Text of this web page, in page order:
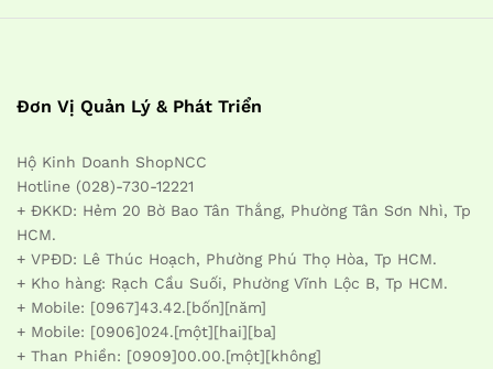
Đơn Vị Quản Lý & Phát Triển
Hộ Kinh Doanh ShopNCC
Hotline (028)-730-12221
+ ĐKKD: Hẻm 20 Bờ Bao Tân Thắng, Phường Tân Sơn Nhì, Tp
HCM.
+ VPĐD: Lê Thúc Hoạch, Phường Phú Thọ Hòa, Tp HCM.
+ Kho hàng: Rạch Cầu Suối, Phường Vĩnh Lộc B, Tp HCM.
+ Mobile: [0967]43.42.[bốn][năm]
+ Mobile: [0906]024.[một][hai][ba]
+ Than Phiền: [0909]00.00.[một][không]